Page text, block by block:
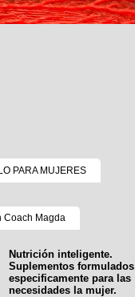
PARA MUJERES
Coach Magda
Nutrición inteligente.
Suplementos formulados
especificamente para las
necesidades la mujer.